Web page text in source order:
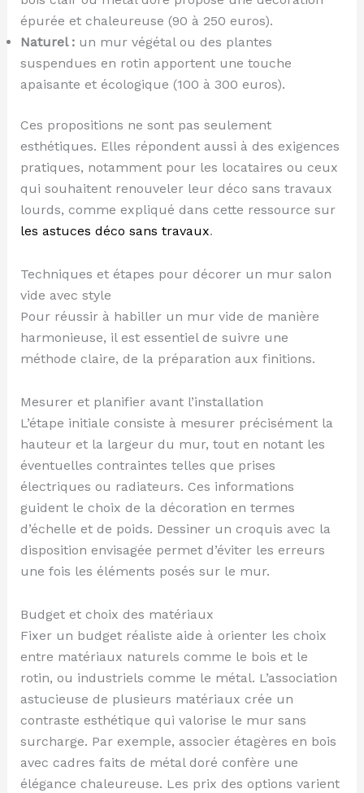
épurée et chaleureuse (90 à 250 euros).
Naturel :un mur végétal ou des plantes
suspendues en rotin apportent une touche
apaisante et écologique (100 à 300 euros).
Ces propositions ne sont pas seulement
esthétiques. Elles répondent aussi à des exigences
pratiques, notamment pour les locataires ou ceux
qui souhaitent renouveler leur déco sans travaux
lourds, comme expliqué dans cette ressource sur
les astuces déco sans travaux.
Techniques et étapes pour décorer un mur salon
vide avec style
Pour réussir à habiller un mur vide de manière
harmonieuse, il est essentiel de suivre une
méthode claire, de la préparation aux finitions.
Mesurer et planifier avant l’installation
L’étape initiale consiste à mesurer précisément la
hauteur et la largeur du mur, tout en notant les
éventuelles contraintes telles que prises
électriques ou radiateurs. Ces informations
guident le choix de la décoration en termes
d’échelle et de poids. Dessiner un croquis avec la
disposition envisagée permet d’éviter les erreurs
une fois les éléments posés sur le mur.
Budget et choix des matériaux
Fixer un budget réaliste aide à orienter les choix
entre matériaux naturels comme le bois et le
rotin, ou industriels comme le métal. L’association
astucieuse de plusieurs matériaux crée un
contraste esthétique qui valorise le mur sans
surcharge. Par exemple, associer étagères en bois
avec cadres faits de métal doré confère une
élégance chaleureuse. Les prix des options varient